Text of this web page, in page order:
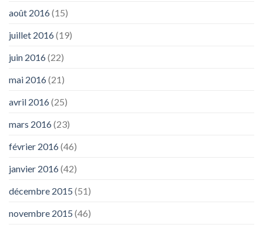
août 2016(15)
juillet 2016(19)
juin 2016(22)
mai 2016(21)
avril 2016(25)
mars 2016(23)
février 2016(46)
janvier 2016(42)
décembre 2015 (51)
novembre 2015 (46)